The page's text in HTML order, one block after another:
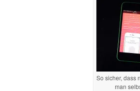
So sicher, dass
man